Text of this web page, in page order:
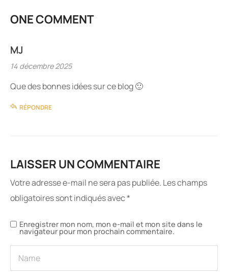
ONE COMMENT
MJ
14 décembre 2025
Que des bonnes idées sur ce blog 🙂
RÉPONDRE
LAISSER UN COMMENTAIRE
Votre adresse e-mail ne sera pas publiée. Les champs
obligatoires sont indiqués avec*
Enregistrer mon nom, mon e-mail et mon site dans le
navigateur pour mon prochain commentaire.